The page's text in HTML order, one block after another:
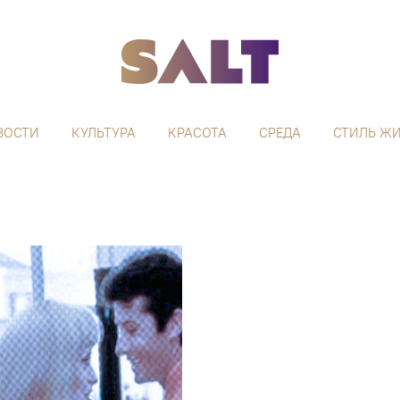
КУЛЬТУРА КРАСОТА СРЕДА СТИЛЬ